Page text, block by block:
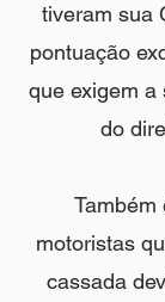
tiveram sua
pontuação
que exigem a
do
Também
motoristas
cassada